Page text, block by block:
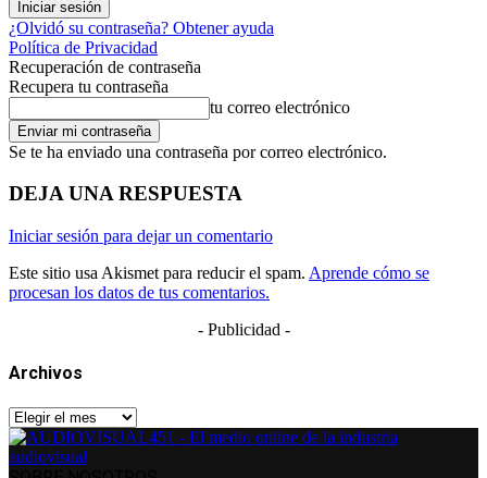
¿Olvidó su contraseña? Obtener ayuda
Política de Privacidad
Recuperación de contraseña
Recupera tu contraseña
tu correo electrónico
Se te ha enviado una contraseña por correo electrónico.
DEJA UNA RESPUESTA
Iniciar sesión para dejar un comentario
Este sitio usa Akismet para reducir el spam. Aprende cómo se
procesan los datos de tus comentarios.
- Publicidad -
Archivos
Archivos